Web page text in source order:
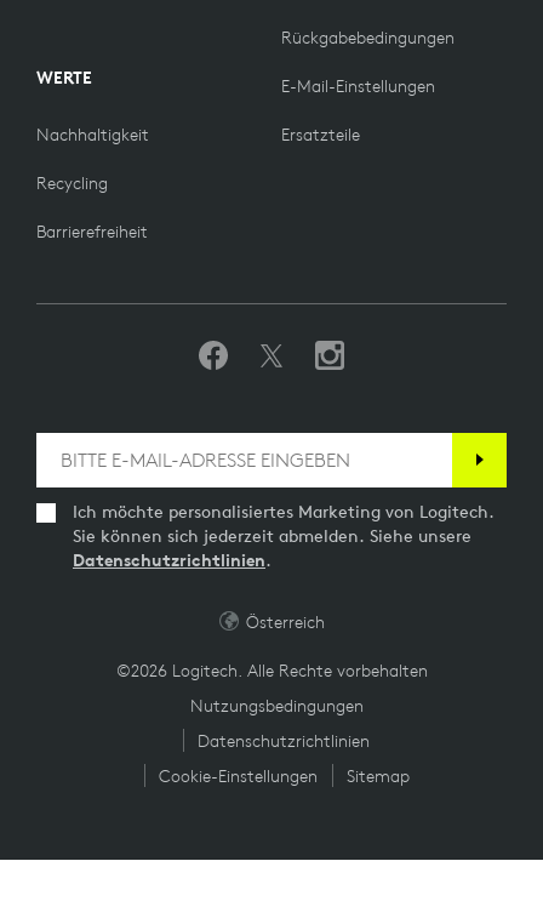
WERTE
Nachhaltigkeit
Recycling
Barrierefreiheit
Rückgabebedingungen
E-Mail-Einstellungen
Ersatzteile
Ich möchte personalisiertes Marketing von Logitech.
Sie können sich jederzeit abmelden. Siehe unsere
Datenschutzrichtlinien.
©2026 Logitech. Alle Rechte vorbehalten
Nutzungsbedingungen
Datenschutzrichtlinien
Cookie-Einstellungen
Sitemap
Österreich